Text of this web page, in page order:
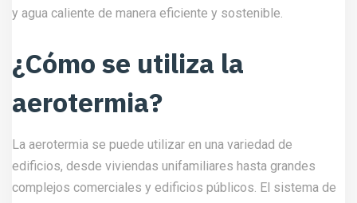
y agua caliente de manera eficiente y sostenible.
¿Cómo se utiliza la
aerotermia?
La aerotermia se puede utilizar en una variedad de
edificios, desde viviendas unifamiliares hasta grandes
complejos comerciales y edificios públicos. El sistema de